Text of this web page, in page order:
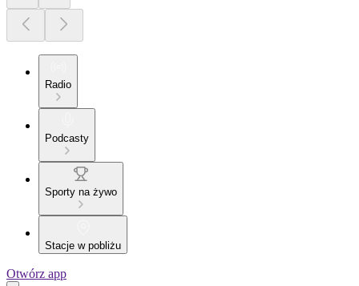
Radio
Podcasty
Sporty na żywo
Stacje w pobliżu
Otwórz app